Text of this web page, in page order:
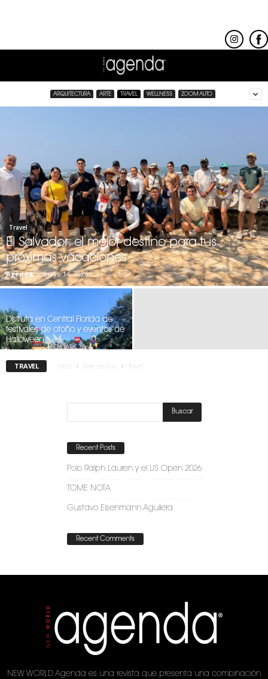
ARQUITECTURA ARTE TRAVEL WELLNESS ZOOM AUTO
Travel
El Salvador: el mejor destino para tus
próximas vacaciones
Agenda - mayo 14, 2026
Disfruta en Central Florida de
festivales de otoño y eventos de
Halloween
TRAVEL Arte de Vivir Travel
Recent Posts
Polo Ralph Lauren y el US Open 2026
TOME NOTA
Gustavo Eisenmann Aguilera
Recent Comments
NEW WORLD Agenda es una revista que presenta una combinación